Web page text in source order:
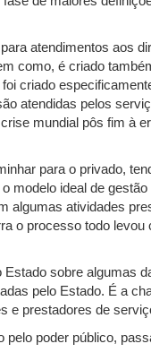
atendimentos aos
como, é criado
criado
atendidas pelos
mundial pôs fim à
para o privado,
modelo ideal de
algumas atividades
o processo todo levou
sobre algumas
pelo Estado. É a
e prestadores de
poder público,